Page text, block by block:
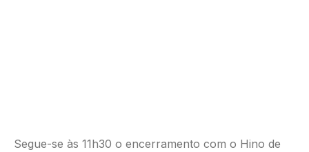
Segue-se às 11h30 o encerramento com o Hino de